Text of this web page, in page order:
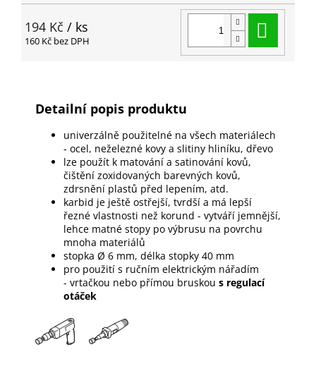
194 Kč / ks
160 Kč bez DPH
Detailní popis produktu
univerzálně použitelné na všech materiálech
- ocel, neželezné kovy a slitiny hliníku, dřevo
lze použít k matování a satinování kovů,
čištění zoxidovaných barevných kovů,
zdrsnění plastů před lepením, atd.
karbid je ještě ostřejší, tvrdší a má lepší
řezné vlastnosti než korund - vytváří jemnější,
lehce matné stopy po výbrusu na povrchu
mnoha materiálů
stopka Ø 6 mm, délka stopky 40 mm
pro použití s ručním elektrickým nářadím
- vrtačkou nebo přímou bruskou s regulací
otáček